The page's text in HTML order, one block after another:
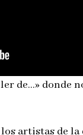
de…»
artistas de